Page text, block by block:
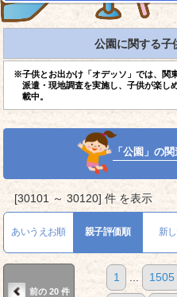
公園に関する子
※子供とお出かけ「オデッソ」では、関
派遣・現地調査を実施し、子供が楽し
載中。
「公園」の関
[30101 ～ 30120] 件 を表示
あいうえお順 親子評価順 新
前の 20 件
1 ... 1505